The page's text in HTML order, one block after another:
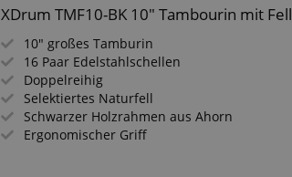
XDrum TMF10-BK 10" Tambourin mit Fell
10" großes Tamburin
16 Paar Edelstahlschellen
Doppelreihig
Selektiertes Naturfell
Schwarzer Holzrahmen aus Ahorn
Ergonomischer Griff